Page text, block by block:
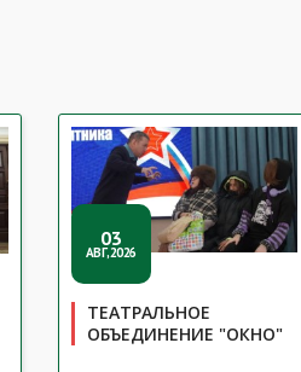
03
АВГ,2026
ТЕАТРАЛЬНОЕ
ОБЪЕДИНЕНИЕ "ОКНО"